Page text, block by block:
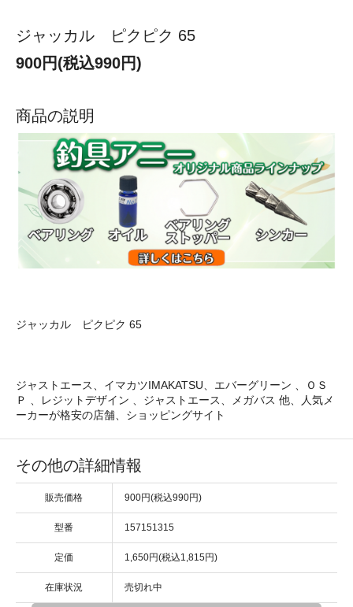
ジャッカル ピクピク 65
900円(税込990円)
商品の説明
ジャッカル ピクピク 65
ジャストエース、イマカツIMAKATSU、エバーグリーン 、ＯＳ
Ｐ 、レジットデザイン 、ジャストエース、メガバス 他、人気メ
ーカーが格安の店舗、ショッピングサイト
その他の詳細情報
販売価格 900円(税込990円)
型番 157151315
定価 1,650円(税込1,815円)
在庫状況 売切れ中